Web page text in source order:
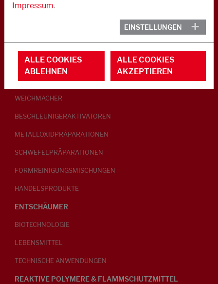
GLEITMITTEL
PEPTISATOREN
KLEBRIGMACHER / HOMOGENISATOREN
WEICHMACHER
BESCHLEUNIGERAKTIVATOREN
METALLOXIDPRÄPARATIONEN
SCHWEFELPRÄPARATIONEN
FORMREINIGUNGSMISCHUNGEN
HANDELSPRODUKTE
ENTSCHÄUMER
BIOTECHNOLOGIE
LEBENSMITTEL
TECHNISCHE ANWENDUNGEN
REAKTIVE POLYMERE & FLAMMSCHUTZMITTEL
Impressum.
EINSTELLUNGEN
ALLE COOKIES
ABLEHNEN
ALLE COOKIES
AKZEPTIEREN